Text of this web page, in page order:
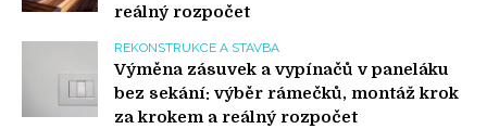
reálný rozpočet
REKONSTRUKCE A STAVBA
Výměna zásuvek a vypínačů v paneláku
bez sekání: výběr rámečků, montáž krok
za krokem a reálný rozpočet